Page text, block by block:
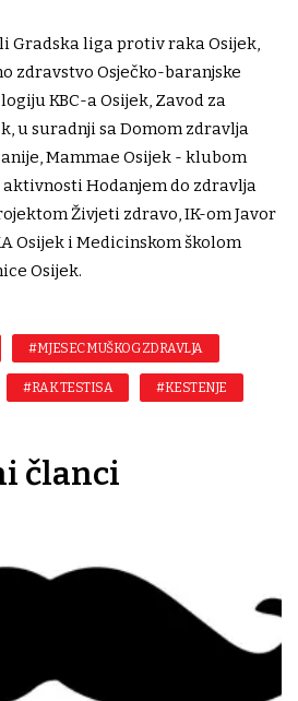
Gradska liga protiv raka Osijek,
zdravstvo Osječko-baranjske
KBC-a Osijek, Zavod za
u suradnji sa Domom zdravlja
Mammae Osijek - klubom
aktivnosti Hodanjem do zdravlja
Živjeti zdravo, IK-om Javor
Osijek i Medicinskom školom
Osijek.
#MJESEC MUŠKOG ZDRAVLJA
#RAK TESTISA #KESTENJE
članci